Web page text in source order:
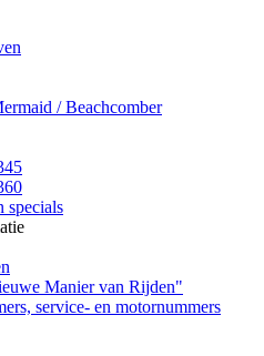
/ Beachcomber
specials
Manier van Rijden"
service- en motornummers